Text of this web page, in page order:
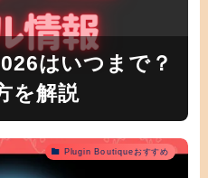
はいつまで？
を解説
Plugin Boutiqueおすすめ